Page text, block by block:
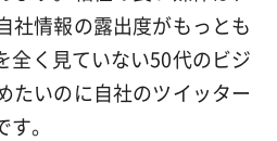
社情報の露出度がもっとも
全く見ていない50代のビジ
たいのに自社のツイッター
。